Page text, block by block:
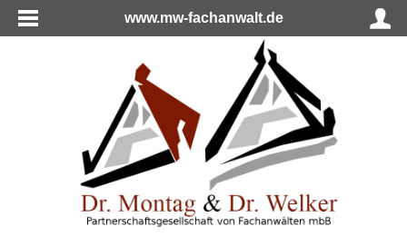
www.mw-fachanwalt.de